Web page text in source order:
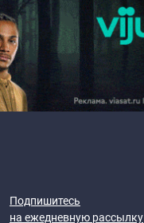
Подпишитесь
на ежедневную рассылку